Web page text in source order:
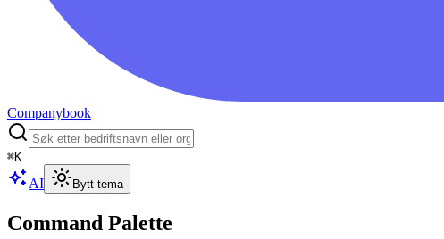
Companybook
⌘K
AI Bytt tema
Command Palette